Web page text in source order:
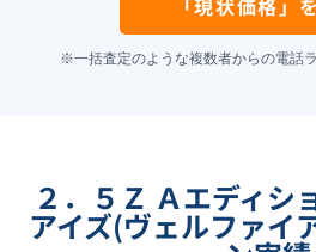
「現状価格」
※一括査定のような複数者からの電話
２．５Ｚ Ａエディシ
アイズ(ヴェルファイ